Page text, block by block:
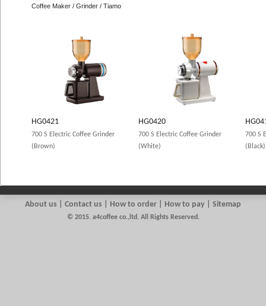
Coffee Maker / Grinder / Tiamo
HG0421
700 S Electric Coffee Grinder
(Brown)
HG0420
700 S Electric Coffee Grinder
(White)
700 S
(Black)
About us Contact us | How to order | How to pay | Sitemap
© 2015. a4coffee co.,ltd. All Rights Reserved.